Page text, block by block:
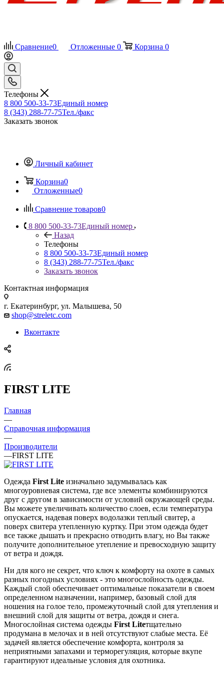
Сравнение0 Отложенные 0 Корзина 0
Телефоны
8 800 500-33-73Единый номер
8 (343) 288-77-75Тел./факс
Заказать звонок
Личный кабинет
Корзина0
Отложенные0
Сравнение товаров0
8 800 500-33-73Единый номер
Назад
Телефоны
8 800 500-33-73Единый номер
8 (343) 288-77-75Тел./факс
Заказать звонок
Контактная информация
г. Екатеринбург, ул. Малышева, 50
shop@streletc.com
Вконтакте
FIRST LITE
Главная
—
Справочная информация
—
Производители
—FIRST LITE
Одежда First Lite изначально задумывалась как
многоуровневая система, где все элементы комбинируются
друг с другом в зависимости от условий окружающей среды.
Вы можете увеличивать количество слоев, если температура
опускается, надевая поверх водолазки теплый свитер, а
поверх свитера утепленную куртку. При этом одежда будет
все также дышать и прекрасно отводить влагу, но Вы также
получите дополнительное утепление и превосходную защиту
от ветра и дождя.
Ни для кого не секрет, что ключ к комфорту на охоте в самых
разных погодных условиях - это многослойность одежды.
Каждый слой обеспечивает оптимальные показатели в своем
определенном назначении, например, базовый слой для
ношения на голое тело, промежуточный слой для утепления и
внешний слой для защиты от ветра, дождя и снега.
Многослойная система одежды First Liteтщательно
продумана в мелочах и в ней отсутствуют слабые места. Её
задачей является обеспечение комфорта, контроля за
неприятными запахами и терморегуляция, которые вкупе
гарантируют идеальные условия для охотника.